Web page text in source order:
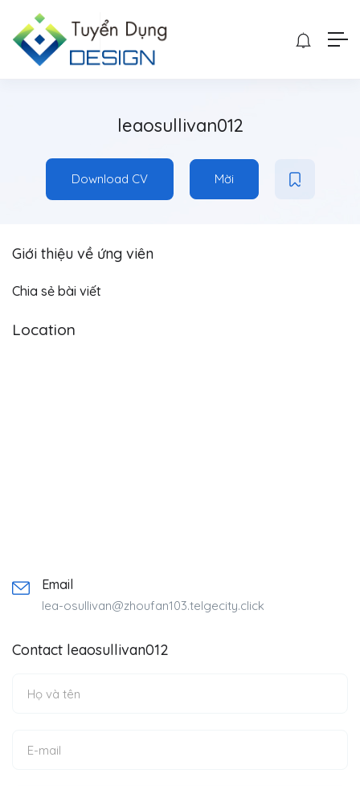
leaosullivan012
Download CV Mời
Giới thiệu về ứng viên
Chia sẻ bài viết
Location
Email
lea-osullivan@zhoufan103.telgecity.click
Contact leaosullivan012